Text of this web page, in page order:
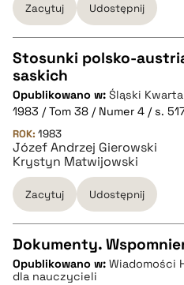
Zacytuj Udostępnij
CZYSTY TEKST
pobierz cytat
BIBTEX
pobierz cytat
Stosunki polsko-
saskich
Opublikowano w: Śląski
1983 / Tom 38 / Numer 4 / s.
ROK: 1983
Józef Andrzej Gierowski
Krystyn Matwijowski
Zacytuj Udostępnij
CZYSTY TEKST
Dokumenty.
Opublikowano w: Wiadomości
dla nauczycieli